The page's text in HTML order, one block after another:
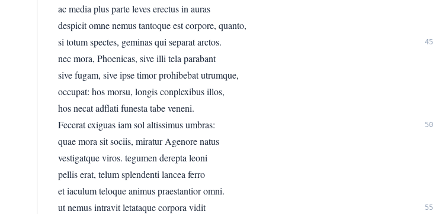
ac media plus parte leves erectus in auras
despicit omne nemus tantoque est corpore, quanto,
si totum spectes, geminas qui separat arctos.
45
nec mora, Phoenicas, sive illi tela parabant
sive fugam, sive ipse timor prohibebat utrumque,
occupat: hos morsu, longis conplexibus illos,
hos necat adflati funesta tabe veneni.
Fecerat exiguas iam sol altissimus umbras:
50
quae mora sit sociis, miratur Agenore natus
vestigatque viros. tegumen derepta leoni
pellis erat, telum splendenti lancea ferro
et iaculum teloque animus praestantior omni.
ut nemus intravit letataque corpora vidit
55